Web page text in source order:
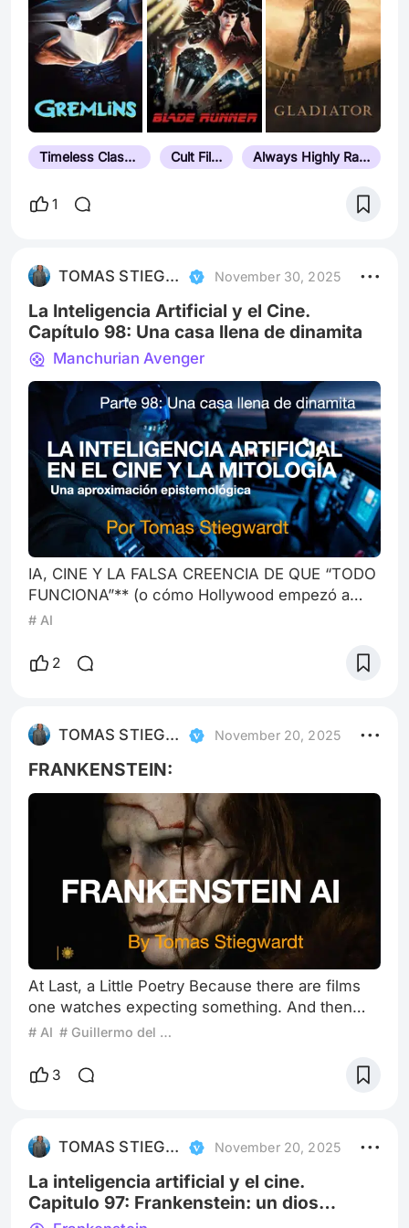
Timeless Classic Cult Film Always Highly Rated
1
TOMAS STIEGWARDT November 30, 2025
La Inteligencia Artificial y el Cine.
Capítulo 98: Una casa llena de dinamita
Manchurian Avenger
IA, CINE Y LA FALSA CREENCIA DE QUE “TODO
FUNCIONA”** (o cómo Hollywood empezó a
correr con fósforos encendidos dentro de un
Tomas Stiegwardt #AI #cine #narrativas
#McLuhan #Capra #GuillermoDelToroWho
#cultura I. Introducción: Bienvenidos a la Casa
Volátil del Cine Digital ¡Gor
# AI
2
TOMAS STIEGWARDT November 20, 2025
FRANKENSTEIN:
At Last, a Little Poetry Because there are films
one watches expecting something. And then
some films watch you back, expecting nothing.
unmistakably to the second kind… Guillermo del
of those rare works that stare at us from inside
the myth itself, reminding us that
# AI # Guillermo del Toro
3
TOMAS STIEGWARDT November 20, 2025
La inteligencia artificial y el cine.
Capitulo 97: Frankenstein: un dios
eléctrico